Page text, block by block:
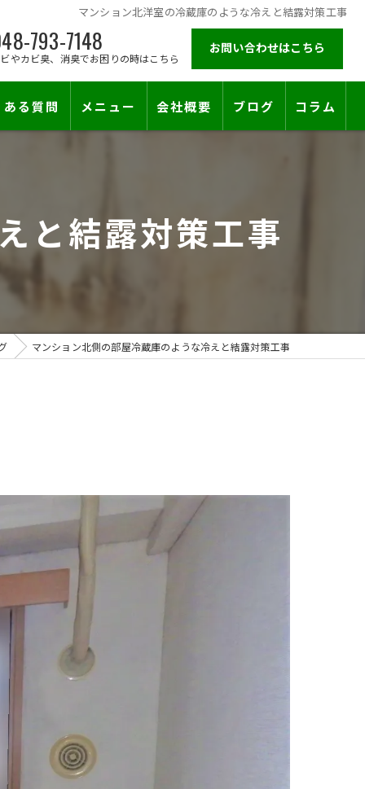
マンション北洋室の冷蔵庫のような冷えと結露対策工事
793-7148
やカビ臭、消臭でお困りの時はこちら
お問い合わせはこちら
ある質問 メニュー 会社概要 ブログ コラム
と結露対策工事
マンション北側の部屋冷蔵庫のような冷えと結露対策工事